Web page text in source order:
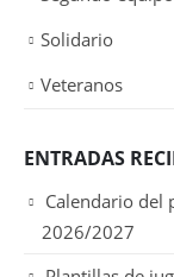
Solidario
Veteranos
ENTRADAS
Calendario del
2026/2027